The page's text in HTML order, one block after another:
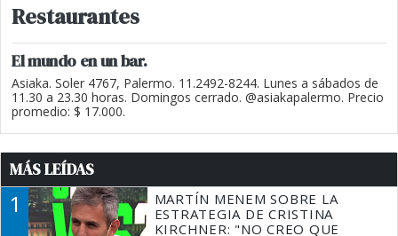
Restaurantes
El mundo en un bar.
Asiaka. Soler 4767, Palermo. 11.2492-8244. Lunes a sábados de
11.30 a 23.30 horas. Domingos cerrado. @asiakapalermo. Precio
promedio: $ 17.000.
MÁS LEÍDAS
1
MARTÍN MENEM SOBRE LA
ESTRATEGIA DE CRISTINA
KIRCHNER: "NO CREO QUE